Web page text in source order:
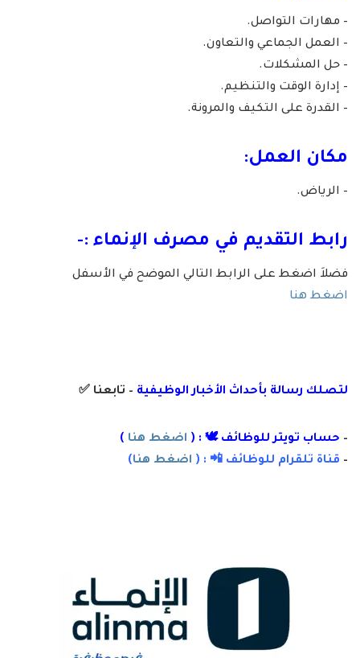
– مهارات التواصل.
– العمل الجماعي والتعاون.
– حل المشكلات.
– إدارة الوقت والتنظيم.
– القدرة على التكيف والمرونة.
مكان العمل:
– الرياض.
رابط التقديم في مصرف الإنماء :-
فضلاَ اضغط على الرابط التالي الموضح في الأسفل
اضغط هنا
لتصلك رسالة بأحداث الأخبار الوظيفية – تابعنا ✅
– حساب تويتر للوظائف 🕊 : ( اضغط هنا )
– قناة تلقرام للوظائف 📲 : ( اضغط هنا)